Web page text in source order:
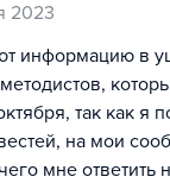
2023
информацию в
так как я
на мои
мне ответить